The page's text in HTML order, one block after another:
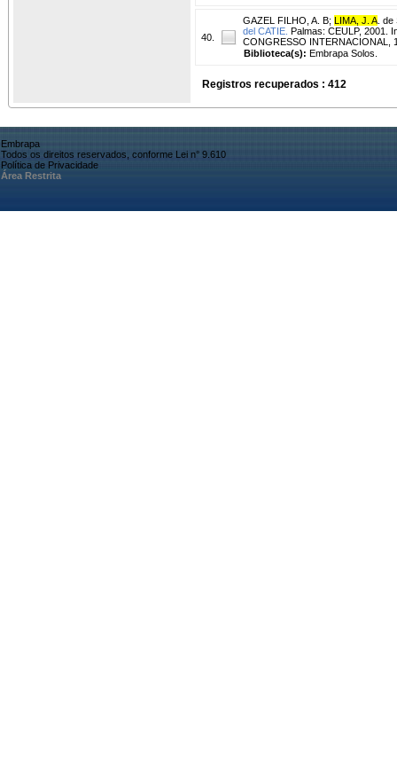
40.
GAZEL FILHO, A. B; LIMA, J. A .
del CATIE. Palmas: CEULP, 2001.
CONGRESSO INTERNACIONAL,
Biblioteca(s): Embrapa Solos.
Registros recuperados : 412
Embrapa
Todos os direitos reservados, conforme Lei n° 9.610
Política de Privacidade
Área Restrita